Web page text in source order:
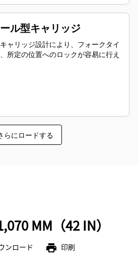
ル型キャリッジ
ャリッジ設計により、フォークタイ
所定の位置へのロックが容易に行え
らにロードする
MM（42 IN）
ンロード print 印刷